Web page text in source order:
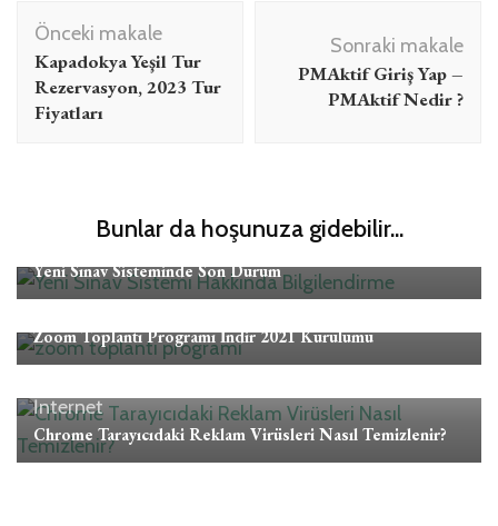
Yazı
dolaşımı
Önceki makale
Kapadokya Yeşil Tur
Rezervasyon, 2023 Tur
Fiyatları
Sonraki makale
PMAktif Giriş Yap –
PMAktif Nedir ?
Bunlar da hoşunuza gidebilir...
Yeni Sınav Sisteminde Son Durum
Zoom Toplantı Programı İndir 2021 Kurulumu
İnternet
Chrome Tarayıcıdaki Reklam Virüsleri Nasıl Temizlenir?